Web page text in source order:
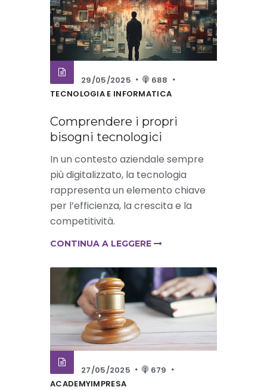
29/05/2025
688
TECNOLOGIA E INFORMATICA
Comprendere i propri
bisogni tecnologici
In un contesto aziendale sempre
più digitalizzato, la tecnologia
rappresenta un elemento chiave
per l’efficienza, la crescita e la
competitività.
CONTINUA A LEGGERE
27/05/2025
679
ACADEMYIMPRESA